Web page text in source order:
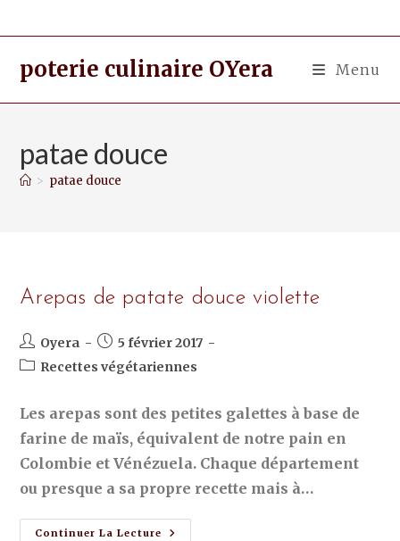
poterie culinaire OYera Menu
patae douce
> patae douce
Arepas de patate douce violette
Oyera
5 février 2017
Recettes végétariennes
Les arepas sont des petites galettes à base de
farine de maïs, équivalent de notre pain en
Colombie et Vénézuela. Chaque département
ou presque a sa propre recette mais à…
Continuer La Lecture